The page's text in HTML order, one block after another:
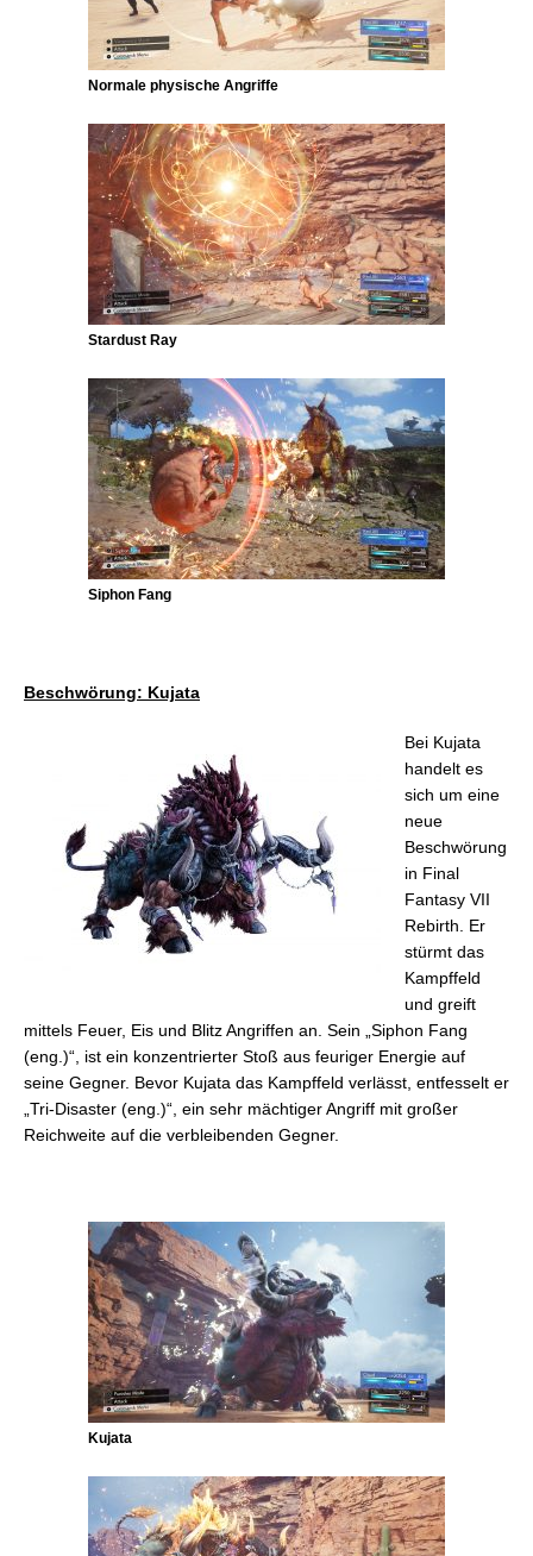
Normale physische Angriffe
Stardust Ray
Siphon Fang
Beschwörung: Kujata
Bei Kujata
handelt es
sich um eine
neue
Beschwörung
in Final
Fantasy VII
Rebirth. Er
stürmt das
Kampffeld
und greift
mittels Feuer, Eis und Blitz Angriffen an. Sein „Siphon Fang
(eng.)“, ist ein konzentrierter Stoß aus feuriger Energie auf
seine Gegner. Bevor Kujata das Kampffeld verlässt, entfesselt er
„Tri-Disaster (eng.)“, ein sehr mächtiger Angriff mit großer
Reichweite auf die verbleibenden Gegner.
Kujata